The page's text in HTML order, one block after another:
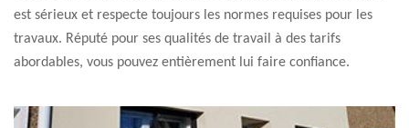
est sérieux et respecte toujours les normes requises pour les
travaux. Réputé pour ses qualités de travail à des tarifs
abordables, vous pouvez entièrement lui faire confiance.